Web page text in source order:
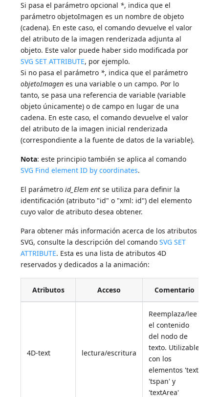
Si pasa el parámetro opcional *, indica que el
parámetro objetoImagen es un nombre de objeto
(cadena). En este caso, el comando devuelve el valor
del atributo de la imagen renderizada adjunta al
objeto. Este valor puede haber sido modificada por
SVG SET ATTRIBUTE, por ejemplo.
Si no pasa el parámetro *, indica que el parámetro
objetoImagen es una variable o un campo. Por lo
tanto, se pasa una referencia de variable (variable
objeto únicamente) o de campo en lugar de una
cadena. En este caso, el comando devuelve el valor
del atributo de la imagen inicial renderizada
(correspondiente a la fuente de datos de la variable).
Nota: este principio también se aplica al comando
SVG Find element ID by coordinates.
El parámetroid_Elem ent se utiliza para definir la
identificación (atributo "id" o "xml: id") del elemento
cuyo valor de atributo desea obtener.
Para obtener más información acerca de los atributos
SVG, consulte la descripción del comandoSVG SET
ATTRIBUTE. Esta es una lista de atributos 4D
reservados y dedicados a la animación:
Atributos Acceso Comentario
4D-text lectura/escritura
Reemplaza/lee
el contenido
del nodo de
texto. Utilizable
con los
elementos 'text'
'tspan' y
'textArea'